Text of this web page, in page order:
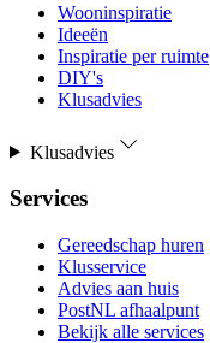
Wooninspiratie
Ideeën
Inspiratie per ruimte
DIY's
Klusadvies
Klusadvies
Services
Gereedschap huren
Klusservice
Advies aan huis
PostNL afhaalpunt
Bekijk alle services